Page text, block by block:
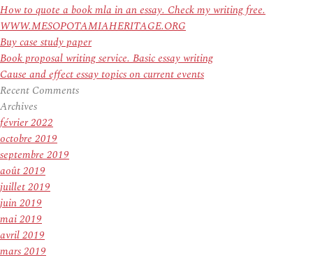
How to quote a book mla in an essay. Check my writing free.
WWW.MESOPOTAMIAHERITAGE.ORG
Buy case study paper
Book proposal writing service. Basic essay writing
Cause and effect essay topics on current events
Recent Comments
Archives
février 2022
octobre 2019
septembre 2019
août 2019
juillet 2019
juin 2019
mai 2019
avril 2019
mars 2019